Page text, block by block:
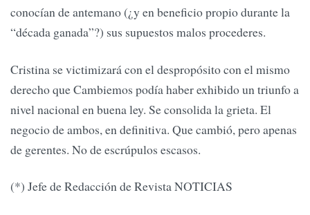
conocían de antemano (¿y en beneficio propio durante la
“década ganada”?) sus supuestos malos procederes.
Cristina se victimizará con el despropósito con el mismo
derecho que Cambiemos podía haber exhibido un triunfo a
nivel nacional en buena ley. Se consolida la grieta. El
negocio de ambos, en definitiva. Que cambió, pero apenas
de gerentes. No de escrúpulos escasos.
(*) Jefe de Redacción de Revista NOTICIAS